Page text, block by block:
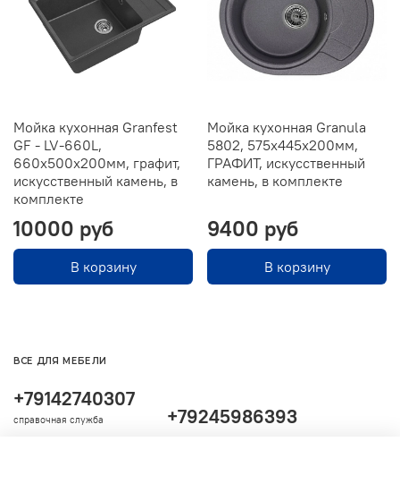
Мойка кухонная Granfest
GF - LV-660L,
660х500x200мм, графит,
искусственный камень, в
комплекте
10000 руб
В корзину
Мойка кухонная Granula
5802, 575х445х200мм,
ГРАФИТ, искусственный
камень, в комплекте
9400 руб
В корзину
+79142740307
справочная служба +79245986393
ВСЕ ДЛЯ МЕБЕЛИ